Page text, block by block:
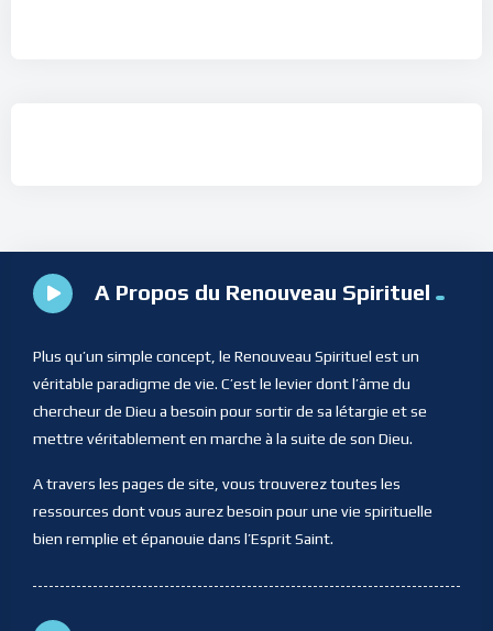
A Propos du Renouveau Spirituel
Plus qu’un simple concept, le Renouveau Spirituel est un
véritable paradigme de vie. C’est le levier dont l’âme du
chercheur de Dieu a besoin pour sortir de sa létargie et se
mettre véritablement en marche à la suite de son Dieu.
A travers les pages de site, vous trouverez toutes les
ressources dont vous aurez besoin pour une vie spirituelle
bien remplie et épanouie dans l’Esprit Saint.